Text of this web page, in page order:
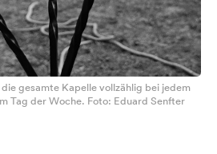
gesamte Kapelle vollzählig bei jedem
Tag der Woche. Foto: Eduard Senfter